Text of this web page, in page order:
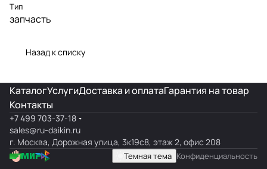
Тип
запчасть
Назад к списку
КаталогУслугиДоставка и оплатаГарантия на товар
Контакты
+7 499 703-37-18
sales@ru-daikin.ru
г. Москва, Дорожная улица, 3к19с8, этаж 2, офис 208
Темная тема Конфиденциальность